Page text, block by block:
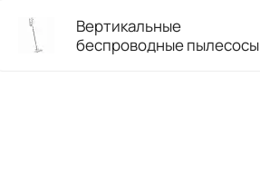
Вертикальные
беспроводные пылесосы